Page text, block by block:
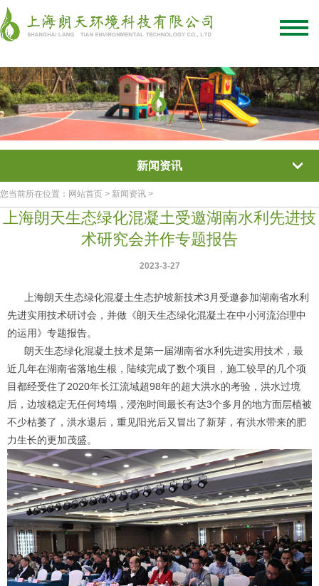
绿化混凝土
关于我们/联系我们
新闻资讯
您当前所在位置：网站首页 > 新闻资讯 >
上海朗天生态绿化混凝土受邀湖南水利先进技
术研究会并作专题报告
2023-3-27
上海朗天生态绿化混凝土生态护坡新技术3月受邀参加湖南省水利
先进实用技术研讨会，并做《朗天生态绿化混凝土在中小河流治理中
的运用》专题报告。
朗天生态绿化混凝土技术是第一届湖南省水利先进实用技术，最
近几年在湖南省落地生根，陆续完成了数个项目，施工较早的几个项
目都经受住了2020年长江流域超98年的超大洪水的考验，洪水过境
后，边坡稳定无任何垮塌，浸泡时间最长有达3个多月的地方面层植被
不少枯萎了，洪水退后，重见阳光后又冒出了新芽，有洪水带来的肥
力生长的更加茂盛。